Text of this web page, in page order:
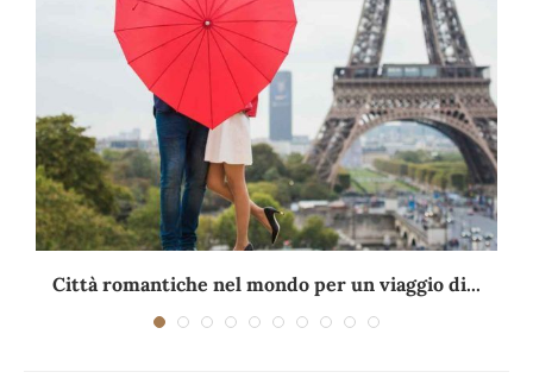
Città romantiche nel mondo per un viaggio di...